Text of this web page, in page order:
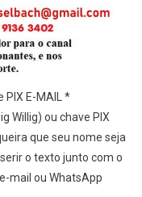
PIX E-MAIL *
Willig) ou chave PIX
que seu nome seja
o texto junto com o
mail ou WhatsApp